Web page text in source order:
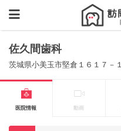
佐久間歯科
茨城県小美玉市堅倉１６１７－１
医院情報 動画